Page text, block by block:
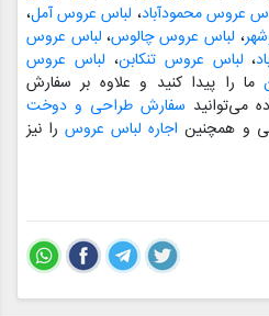
عروس محمودآباد، لباس عروس آمل،
، لباس عروس چالوس، لباس عروس
،لباس عروس تنکابن، لباس عروس
ما را پیدا کنید و علاوه بر سفارش
می‌توانید سفارش طراحی و دوخت
و همچنین اجاره لباس عروسرا نیز